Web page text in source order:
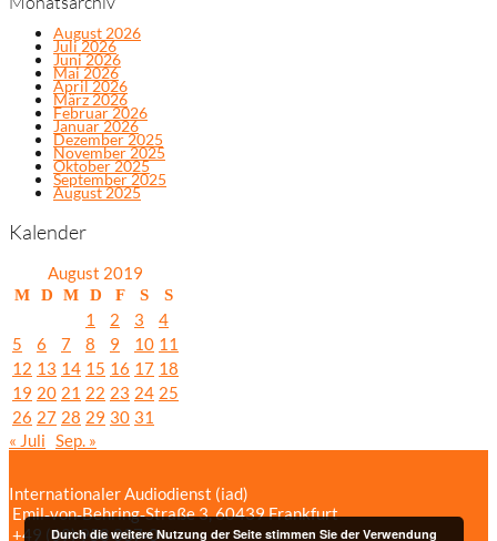
August 2026
Juli 2026
Juni 2026
Mai 2026
April 2026
März 2026
Februar 2026
Januar 2026
Dezember 2025
November 2025
Oktober 2025
September 2025
August 2025
Kalender
August 2019
M D M D F S S
1 2 3
4
5
6 7 8 9 10 11
12 13 14 15 16 17 18
19 20 21 22 23 24 25
26 27 28 29 30 31
« Juli Sep. »
Internationaler Audiodienst (iad)
Emil‑von‑Behring‑Straße 3, 60439 Frankfurt
+49 (69) 958 037‑0Bildnachweise
Durch die weitere Nutzung der Seite stimmen Sie der Verwendung